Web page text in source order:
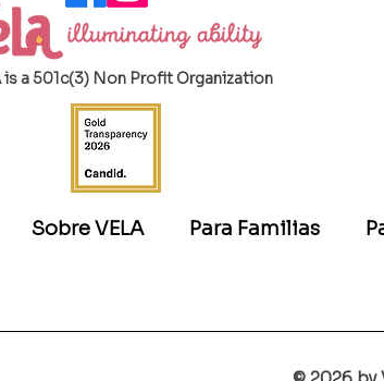
is a 501c(3) Non Profit Organization
Sobre VELA Para Familias